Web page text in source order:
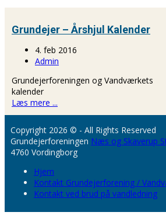
Grundejer – Årshjul Kalender
4. feb 2016
Admin
Grundejerforeningen og Vandværkets
kalender
Læs mere ...
Copyright 2026 © - All Rights Reserved
Grundejerforeningen Næs og Skaverup
4760 Vordingborg
Hjem
Kontakt Grundejerforening /
Kontakt ved brud på vandledning